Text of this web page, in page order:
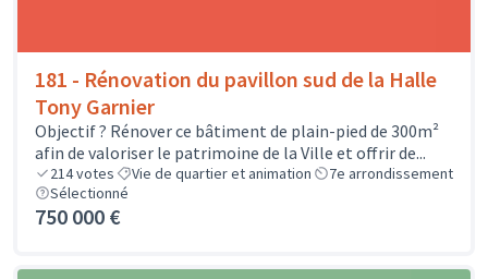
181 - Rénovation du pavillon sud de la Halle
Tony Garnier
Objectif ? Rénover ce bâtiment de plain-pied de 300m²
afin de valoriser le patrimoine de la Ville et offrir de...
214votes Vie de quartier et animation
7e arrondissement
Sélectionné
750 000 €